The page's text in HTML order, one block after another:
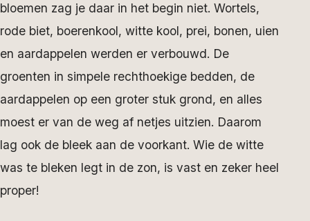
bloemen zag je daar in het begin niet. Wortels,
rode biet, boerenkool, witte kool, prei, bonen, uien
en aardappelen werden er verbouwd. De
groenten in simpele rechthoekige bedden, de
aardappelen op een groter stuk grond, en alles
moest er van de weg af netjes uitzien. Daarom
lag ook de bleek aan de voorkant. Wie de witte
was te bleken legt in de zon, is vast en zeker heel
proper!